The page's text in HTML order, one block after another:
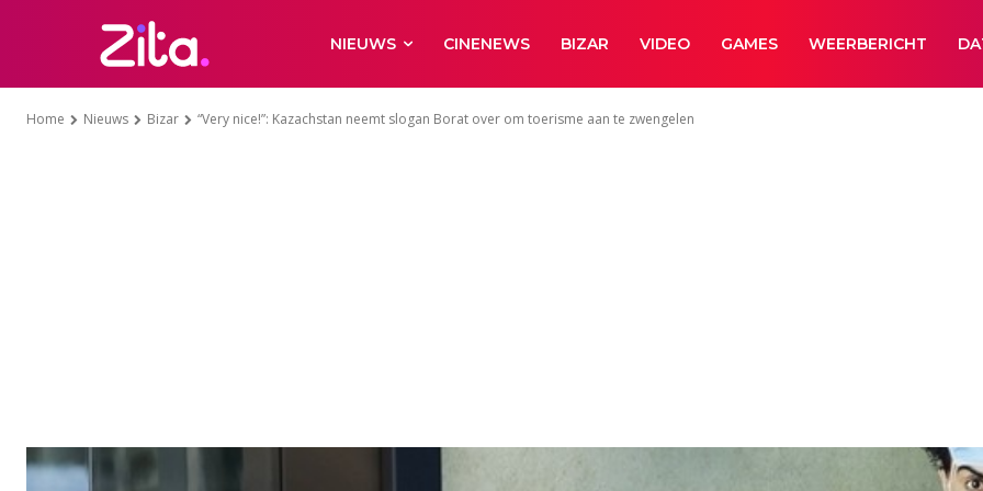
NIEUWS CINENEWS BIZAR VIDEO GAMES WEERBERICHT
Home Nieuws Bizar “Very nice!”: Kazachstan neemt slogan Borat over om toerisme aan te zwengelen